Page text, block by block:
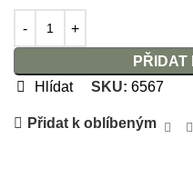
PŘIDAT
Hlídat
SKU:6567
Přidat k oblíbeným